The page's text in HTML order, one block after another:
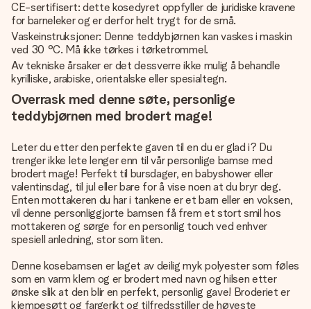
CE-sertifisert: dette kosedyret oppfyller de juridiske kravene
for barneleker og er derfor helt trygt for de små.
Vaskeinstruksjoner: Denne teddybjørnen kan vaskes i maskin
ved 30 °C. Må ikke tørkes i tørketrommel.
Av tekniske årsaker er det dessverre ikke mulig å behandle
kyrilliske, arabiske, orientalske eller spesialtegn.
Overrask med denne søte, personlige
teddybjørnen med brodert mage!
Leter du etter den perfekte gaven til en du er glad i? Du
trenger ikke lete lenger enn til vår personlige bamse med
brodert mage! Perfekt til bursdager, en babyshower eller
valentinsdag, til jul eller bare for å vise noen at du bryr deg.
Enten mottakeren du har i tankene er et barn eller en voksen,
vil denne personliggjorte bamsen få frem et stort smil hos
mottakeren og sørge for en personlig touch ved enhver
spesiell anledning, stor som liten.
Denne kosebamsen er laget av deilig myk polyester som føles
som en varm klem og er brodert med navn og hilsen etter
ønske slik at den blir en perfekt, personlig gave! Broderiet er
kjempesøtt og fargerikt og tilfredsstiller de høyeste